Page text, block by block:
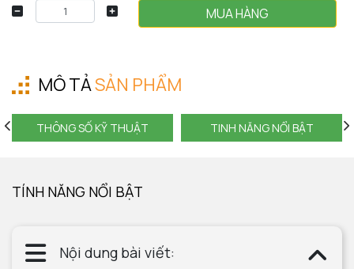
MUA HÀNG
MÔ TẢSẢN PHẨM
THÔNG SỐ KỸ THUẬT TINH NĂNG NỔI BẬT
TÍNH NĂNG NỔI BẬT
Nội dung bài viết: